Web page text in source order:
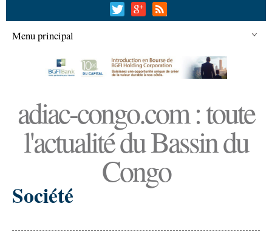
Menu principal
adiac-congo.com : toute
l'actualité du Bassin du
Congo
Société